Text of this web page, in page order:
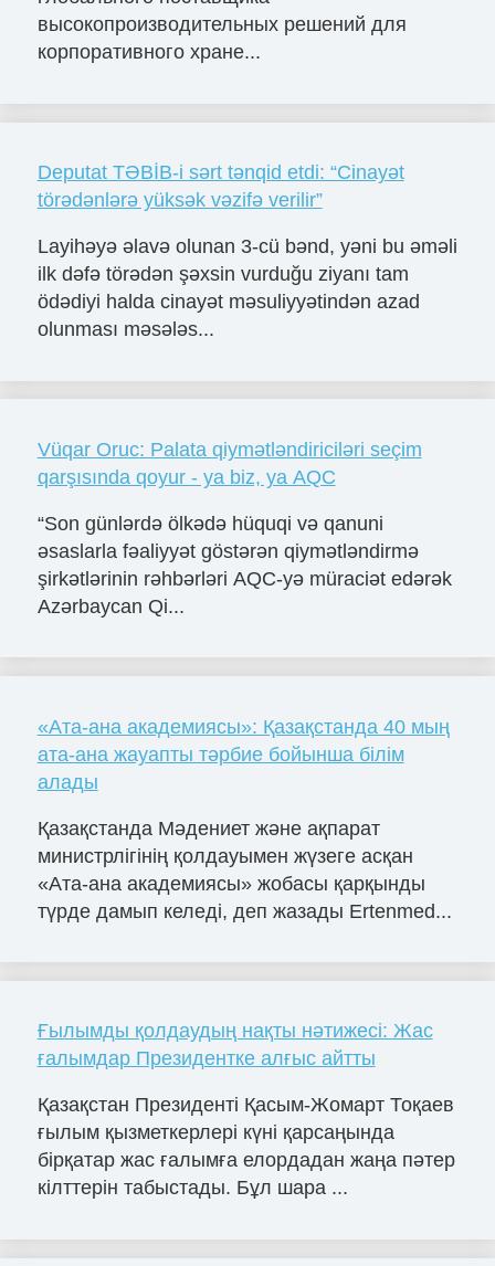
высокопроизводительных решений для
корпоративного хране...
Deputat TƏBİB-i sərt tənqid etdi: “Cinayət
törədənlərə yüksək vəzifə verilir”
Layihəyə əlavə olunan 3-cü bənd, yəni bu əməli
ilk dəfə törədən şəxsin vurduğu ziyanı tam
ödədiyi halda cinayət məsuliyyətindən azad
olunması məsələs...
Vüqar Oruc: Palata qiymətləndiriciləri seçim
qarşısında qoyur - ya biz, ya AQC
“Son günlərdə ölkədə hüquqi və qanuni
əsaslarla fəaliyyət göstərən qiymətləndirmə
şirkətlərinin rəhbərləri AQC-yə müraciət edərək
Azərbaycan Qi...
«Ата-ана академиясы»: Қазақстанда 40 мың
ата-ана жауапты тәрбие бойынша білім
алады
Қазақстанда Мәдениет және ақпарат
министрлігінің қолдауымен жүзеге асқан
«Ата-ана академиясы» жобасы қарқынды
түрде дамып келеді, деп жазады Ertenmed...
Ғылымды қолдаудың нақты нәтижесі: Жас
ғалымдар Президентке алғыс айтты
Қазақстан Президенті Қасым-Жомарт Тоқаев
ғылым қызметкерлері күні қарсаңында
бірқатар жас ғалымға елордадан жаңа пәтер
кілттерін табыстады. Бұл шара ...